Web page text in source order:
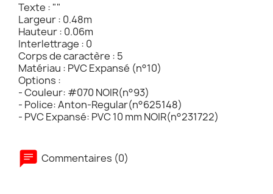
Texte : ""
Largeur : 0.48m
Hauteur : 0.06m
Interlettrage : 0
Corps de caractère : 5
Matériau : PVC Expansé (n°10)
Options :
- Couleur: #070 NOIR(n°93)
- Police: Anton-Regular(n°625148)
- PVC Expansé: PVC 10 mm NOIR(n°231722)
Commentaires (0)